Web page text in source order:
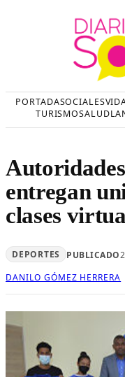
PORTADASOCIALES
TURISMOSALUD
entregan
clases
DEPORTES PUBLICADO
DANILO GÓMEZ HERRERA